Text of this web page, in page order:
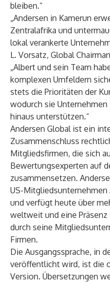
bleiben.“
„Andersen in Kamerun
Zentralafrika und
lokal verankerte
L. Vorsatz, Global
„Albert und sein Team
komplexen Umfeldern
stets die Prioritäten der
wodurch sie Unternehmen
hinaus unterstützen.“
Andersen Globalist ein
Zusammenschluss
Mitgliedsfirmen, die sich
Bewertungsexperten auf
zusammensetzen.
US-Mitgliedsunternehmen
und verfügt heute über
weltweit und eine Präsenz
durch seine
Firmen.
Die Ausgangssprache, in
veröffentlicht wird, ist die
Version. Übersetzungen